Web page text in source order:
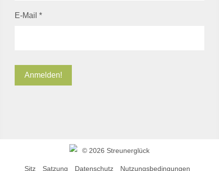
E-Mail *
© 2026 Streunerglück
Sitz Satzung Datenschutz Nutzungsbedingungen